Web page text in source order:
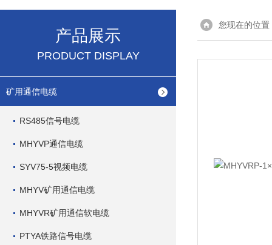
产品展示
PRODUCT DISPLAY
矿用通信电缆
RS485信号电缆
MHYVP通信电缆
SYV75-5视频电缆
MHYV矿用通信电缆
MHYVR矿用通信软电缆
PTYA铁路信号电缆
您现在的位置